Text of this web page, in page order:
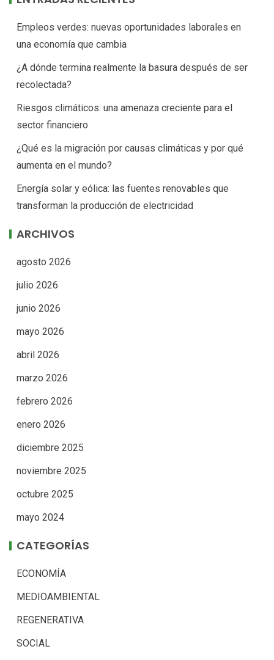
Empleos verdes: nuevas oportunidades laborales en
una economía que cambia
¿A dónde termina realmente la basura después de ser
recolectada?
Riesgos climáticos: una amenaza creciente para el
sector financiero
¿Qué es la migración por causas climáticas y por qué
aumenta en el mundo?
Energía solar y eólica: las fuentes renovables que
transforman la producción de electricidad
ARCHIVOS
agosto 2026
julio 2026
junio 2026
mayo 2026
abril 2026
marzo 2026
febrero 2026
enero 2026
diciembre 2025
noviembre 2025
octubre 2025
mayo 2024
CATEGORÍAS
ECONOMÍA
MEDIOAMBIENTAL
REGENERATIVA
SOCIAL